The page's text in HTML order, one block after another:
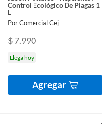
Control Ecológico De Plagas 1
L
Por Comercial Cej
$ 7.990
Llega hoy
Agregar